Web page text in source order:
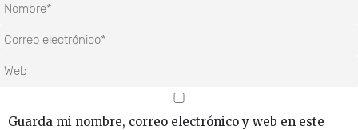
Guarda mi nombre, correo electrónico y web en este